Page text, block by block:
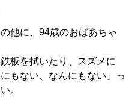
他に、94歳のおばあちゃ
板を拭いたり、スズメに
もない、なんにもない」っ
。